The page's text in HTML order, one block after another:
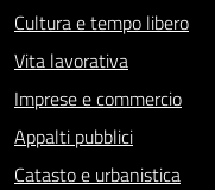
Cultura e tempo libero
Vita lavorativa
Imprese e commercio
Appalti pubblici
Catasto e urbanistica